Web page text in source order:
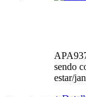
sendo
estar/